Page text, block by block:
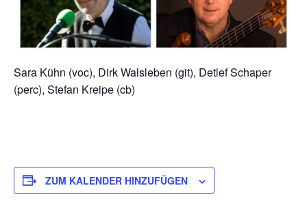
Sara Kühn (voc), Dirk Walsleben (git), Detlef Schaper
(perc), Stefan Kreipe (cb)
ZUM KALENDER HINZUFÜGEN